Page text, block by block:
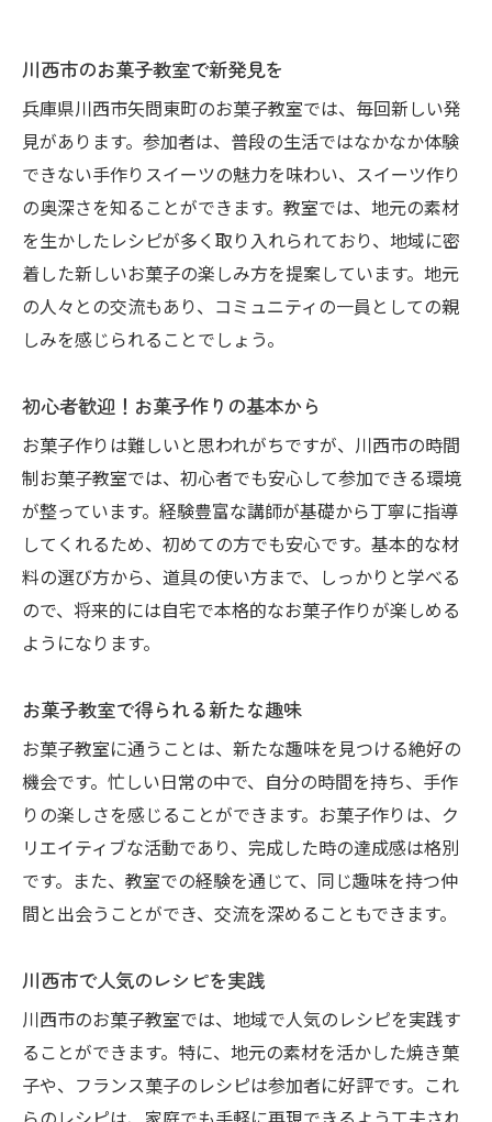
川西市のお菓子教室で新発見を
兵庫県川西市矢問東町のお菓子教室では、毎回新しい発
見があります。参加者は、普段の生活ではなかなか体験
できない手作りスイーツの魅力を味わい、スイーツ作り
の奥深さを知ることができます。教室では、地元の素材
を生かしたレシピが多く取り入れられており、地域に密
着した新しいお菓子の楽しみ方を提案しています。地元
の人々との交流もあり、コミュニティの一員としての親
しみを感じられることでしょう。
初心者歓迎！お菓子作りの基本から
お菓子作りは難しいと思われがちですが、川西市の時間
制お菓子教室では、初心者でも安心して参加できる環境
が整っています。経験豊富な講師が基礎から丁寧に指導
してくれるため、初めての方でも安心です。基本的な材
料の選び方から、道具の使い方まで、しっかりと学べる
ので、将来的には自宅で本格的なお菓子作りが楽しめる
ようになります。
お菓子教室で得られる新たな趣味
お菓子教室に通うことは、新たな趣味を見つける絶好の
機会です。忙しい日常の中で、自分の時間を持ち、手作
りの楽しさを感じることができます。お菓子作りは、ク
リエイティブな活動であり、完成した時の達成感は格別
です。また、教室での経験を通じて、同じ趣味を持つ仲
間と出会うことができ、交流を深めることもできます。
川西市で人気のレシピを実践
川西市のお菓子教室では、地域で人気のレシピを実践す
ることができます。特に、地元の素材を活かした焼き菓
子や、フランス菓子のレシピは参加者に好評です。これ